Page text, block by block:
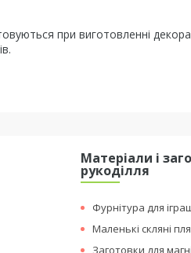
при виготовленні
Матеріали і
рукоділля
Фурнітура для
Маленькі скляні
Заготовки для